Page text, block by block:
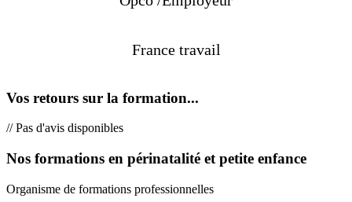
France travail
Vos retours sur la formation...
// Pas d'avis disponibles
Nos formations en périnatalité et petite enfance
Organisme de formations professionnelles